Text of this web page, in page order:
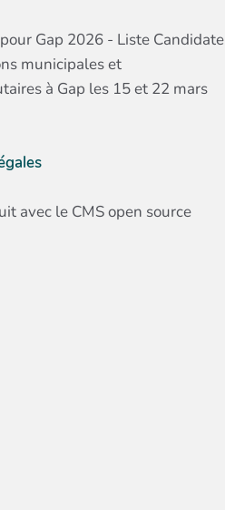
Gap 2026 - Liste Candidate
municipales et
à Gap les 15 et 22 mars
avec le CMS open source